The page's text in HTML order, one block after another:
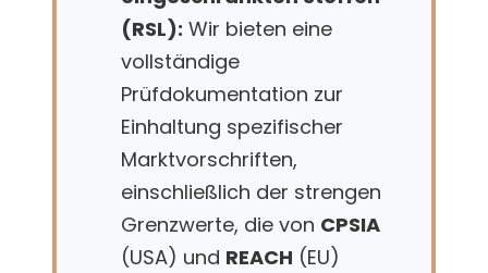
(RSL): Wir bieten eine
vollständige
Prüfdokumentation zur
Einhaltung spezifischer
Marktvorschriften,
einschließlich der strengen
Grenzwerte, die von CPSIA
(USA) und REACH (EU)